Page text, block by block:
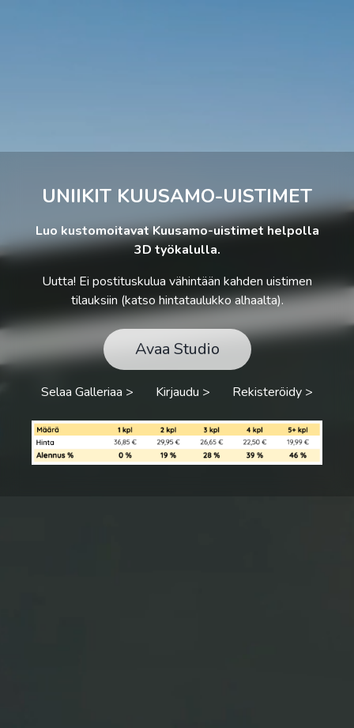
UNIIKIT KUUSAMO-UISTIMET
Luo kustomoitavat Kuusamo-uistimet helpolla
3D työkalulla.
Uutta! Ei postituskulua vähintään kahden uistimen
tilauksiin (katso hintataulukko alhaalta).
Avaa Studio
Selaa Galleriaa > Kirjaudu > Rekisteröidy >